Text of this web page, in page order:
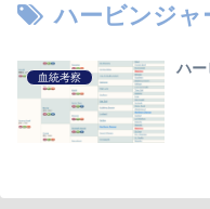
ハービンジャ
血統考察
ハ